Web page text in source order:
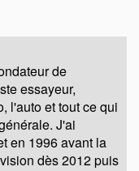
de
essayeur,
l'auto et tout ce qui
J'ai
en 1996 avant la
dès 2012 puis